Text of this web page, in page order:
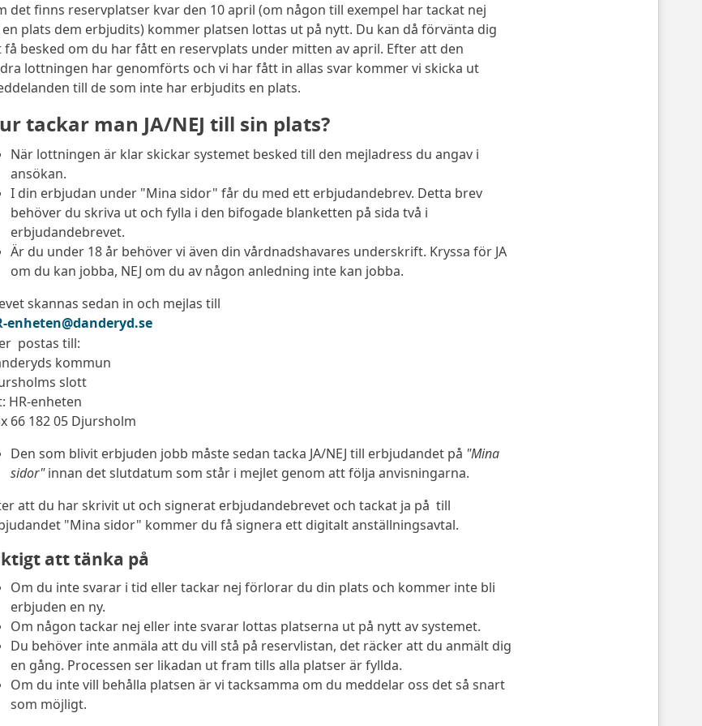
det finns reservplatser kvar den 10 april (om någon till exempel har tackat nej
plats dem erbjudits) kommer platsen lottas ut på nytt. Du kan då förvänta dig
få besked om du har fått en reservplats under mitten av april. Efter att den
lottningen har genomförts och vi har fått in allas svar kommer vi skicka ut
till de som inte har erbjudits en plats.
tackar man JA/NEJ till sin plats?
När lottningen är klar skickar systemet besked till den mejladress du angav i
ansökan.
I din erbjudan under "Mina sidor" får du med ett erbjudandebrev. Detta brev
behöver du skriva ut och fylla i den bifogade blanketten på sida två i
erbjudandebrevet.
Är du under 18 år behöver vi även din vårdnadshavares underskrift. Kryssa för JA
om du kan jobba, NEJ om du av någon anledning inte kan jobba.
skannas sedan in och mejlas till
enheten@danderyd.se
postas till:
kommun
slott
HR-enheten
66 182 05 Djursholm
Den som blivit erbjuden jobb måste sedan tacka JA/NEJ till erbjudandet på "Mina
sidor"innan det slutdatum som står i mejlet genom att följa anvisningarna.
att du har skrivit ut och signerat erbjudandebrevet och tackat ja på till
"Mina sidor" kommer du få signera ett digitalt anställningsavtal.
att tänka på
Om du inte svarar i tid eller tackar nej förlorar du din plats och kommer inte bli
erbjuden en ny.
Om någon tackar nej eller inte svarar lottas platserna ut på nytt av systemet.
Du behöver inte anmäla att du vill stå på reservlistan, det räcker att du anmält dig
en gång. Processen ser likadan ut fram tills alla platser är fyllda.
Om du inte vill behålla platsen är vi tacksamma om du meddelar oss det så snart
som möjligt.